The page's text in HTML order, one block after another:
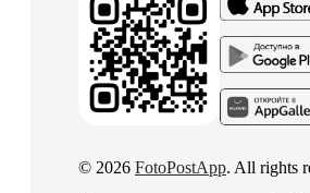
© 2026 FotoPostApp. All rights